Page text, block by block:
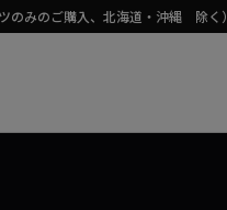
のみのご購入、北海道・沖縄 除く）